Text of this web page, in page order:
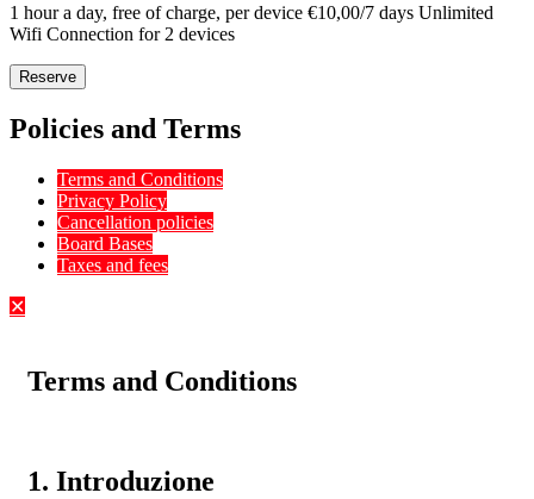
1 hour a day, free of charge, per device €10,00/7 days Unlimited
Wifi Connection for 2 devices
Reserve
Policies and Terms
Terms and Conditions
Privacy Policy
Cancellation policies
Board Bases
Taxes and fees
✕
Terms and Conditions
1. Introduzione